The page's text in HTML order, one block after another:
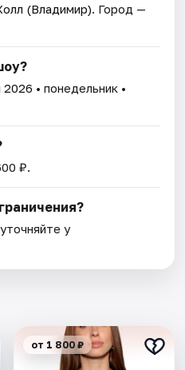
(Владимир). Город —
2026 • понедельник •
₽.
у
от 1 800 ₽